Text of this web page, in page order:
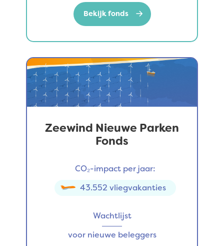
Bekijk fonds
Zeewind Nieuwe Parken
Fonds
CO₂-impact per jaar:
43.552 vliegvakanties
Wachtlijst
voor nieuwe beleggers